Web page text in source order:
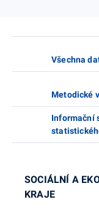
Všechna
Metodické
Informační
SOCIÁLNÍ A
KRAJE